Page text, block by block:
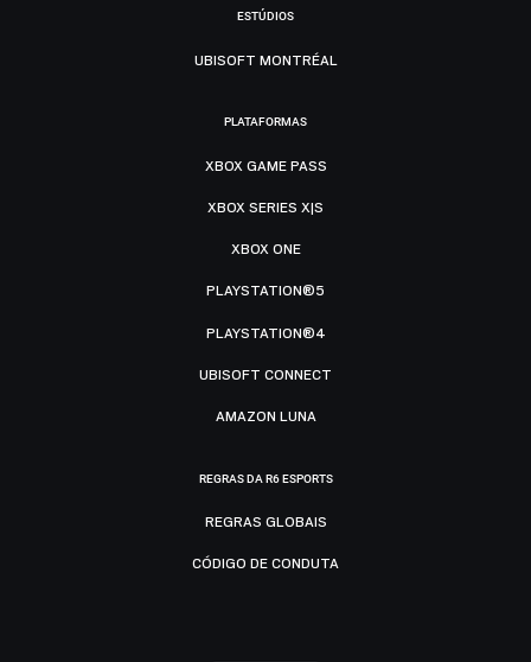
ESTÚDIOS
UBISOFT MONTRÉAL
PLATAFORMAS
XBOX GAME PASS
XBOX SERIES X|S
XBOX ONE
PLAYSTATION®5
PLAYSTATION®4
UBISOFT CONNECT
AMAZON LUNA
REGRAS DA R6 ESPORTS
REGRAS GLOBAIS
CÓDIGO DE CONDUTA